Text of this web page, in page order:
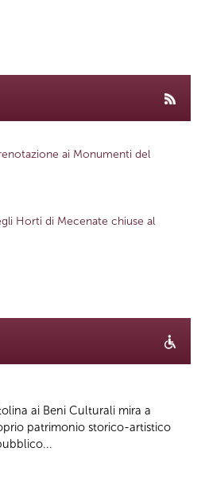
ai Monumenti del
Horti di Mecenate chiuse al
ai Beni Culturali mira a
patrimonio storico-artistico